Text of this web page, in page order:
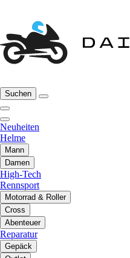
Suchen
Neuheiten
Helme
Mann
Damen
High-Tech
Rennsport
Motorrad & Roller
Cross
Abenteuer
Reparatur
Gepäck